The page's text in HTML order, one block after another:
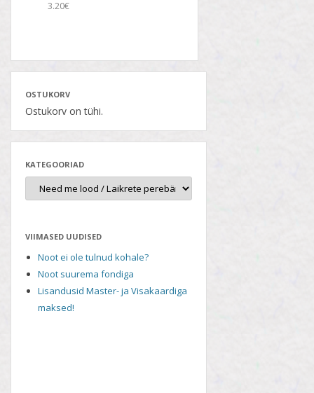
3.20€
OSTUKORV
Ostukorv on tühi.
KATEGOORIAD
VIIMASED UUDISED
Noot ei ole tulnud kohale?
Noot suurema fondiga
Lisandusid Master- ja Visakaardiga
maksed!